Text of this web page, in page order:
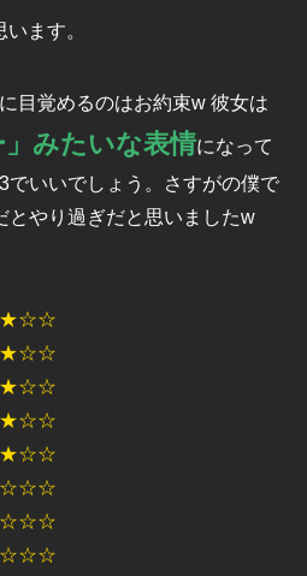
います。
目覚めるのはお約束w 彼女は
」みたいな表情になって
でいいでしょう。さすがの僕で
とやり過ぎだと思いましたw